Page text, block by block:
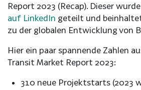
Report 2023 (Recap). Dieser
auf LinkedIn geteilt und
zu der globalen Entwicklung von
Hier ein paar spannende Zahlen
Transit Market Report 2023:
310 neue Projektstarts (2023